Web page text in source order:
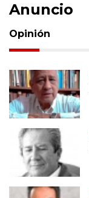
Anuncio
Opinión